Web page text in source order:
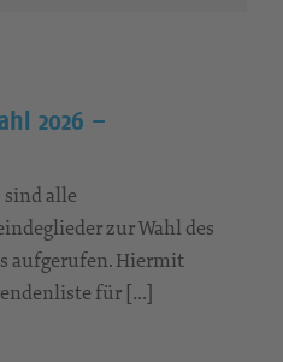
2026 –
sind alle
zur Wahl des
aufgerufen. Hiermit
für […]